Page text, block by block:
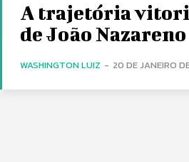
A trajetória
de João Nazareno
WASHINGTON LUIZ - 20 DE JANEIRO